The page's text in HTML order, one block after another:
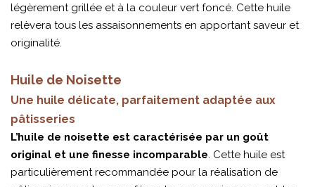
légèrement grillée et à la couleur vert foncé. Cette huile
relèvera tous les assaisonnements en apportant saveur et
originalité.
Huile de Noisette
Une huile délicate, parfaitement adaptée aux
pâtisseries
L’huile de noisette est caractérisée par un goût
original et une finesse incomparable. Cette huile est
particulièrement recommandée pour la réalisation de